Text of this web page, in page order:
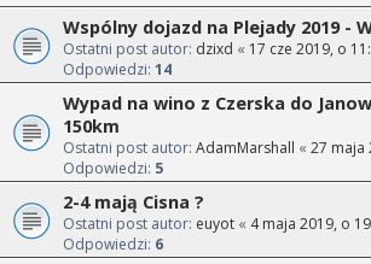
Wspólny dojazd na Plejady 2019 -
Ostatni post autor: dzixd « 17 cze 2019, o
Odpowiedzi: 14
Wypad na wino z Czerska do
150km
Ostatni post autor: AdamMarshall « 27 maja
Odpowiedzi: 5
2-4 mają Cisna ?
Ostatni post autor: euyot « 4 maja 2019, o
Odpowiedzi: 6